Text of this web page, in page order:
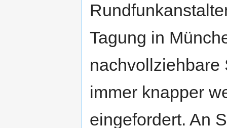
Tagung in
nachvollziehbare
immer knapper
eingefordert. An